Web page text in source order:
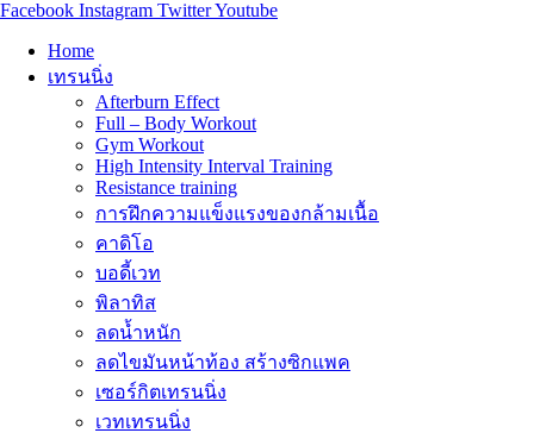
Facebook Instagram TwitterYoutube
Home
เทรนนิ่ง
Afterburn Effect
Full – Body Workout
Gym Workout
High Intensity Interval Training
Resistance training
การฝึกความแข็งแรงของกล้ามเนื้อ
คาดิโอ
บอดี้เวท
พิลาทิส
ลดน้ำหนัก
ลดไขมันหน้าท้อง สร้างซิกแพค
เซอร์กิตเทรนนิ่ง
เวทเทรนนิ่ง